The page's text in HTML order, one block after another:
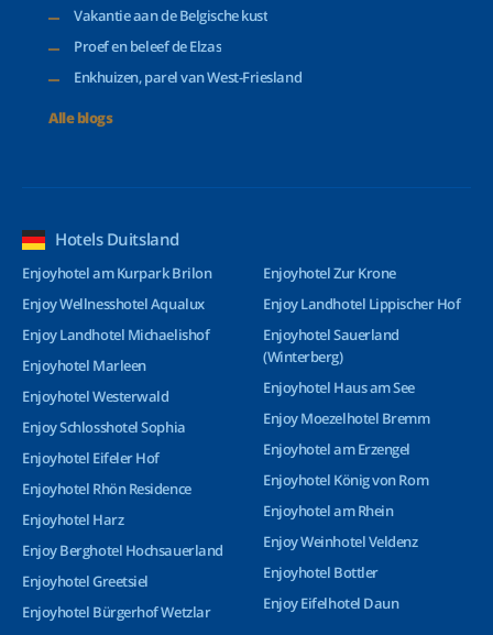
Vakantie aan de Belgische kust
Proef en beleef de Elzas
Enkhuizen, parel van West-Friesland
Alle blogs
Hotels Duitsland
Enjoyhotel am Kurpark Brilon
Enjoy Wellnesshotel Aqualux
Enjoy Landhotel Michaelishof
Enjoyhotel Marleen
Enjoyhotel Westerwald
Enjoy Schlosshotel Sophia
Enjoyhotel Eifeler Hof
Enjoyhotel Rhön Residence
Enjoyhotel Harz
Enjoy Berghotel Hochsauerland
Enjoyhotel Greetsiel
Enjoyhotel Bürgerhof Wetzlar
Enjoyhotel Zur Krone
Enjoy Landhotel Lippischer Hof
Enjoyhotel Sauerland
(Winterberg)
Enjoyhotel Haus am See
Enjoy Moezelhotel Bremm
Enjoyhotel am Erzengel
Enjoyhotel König von Rom
Enjoyhotel am Rhein
Enjoy Weinhotel Veldenz
Enjoyhotel Bottler
Enjoy Eifelhotel Daun